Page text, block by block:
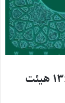
رأی وحدت رویه شماره ۱ – ۱۳۶۲/۱/۲۲ هیئت